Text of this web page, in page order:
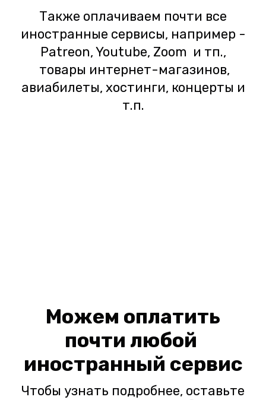
Также оплачиваем почти все
иностранные сервисы, например -
Patreon, Youtube, Zoom и тп.,
товары интернет-магазинов,
авиабилеты, хостинги, концерты и
т.п.
Можем оплатить
почти любой
иностранный сервис
Чтобы узнать подробнее, оставьте